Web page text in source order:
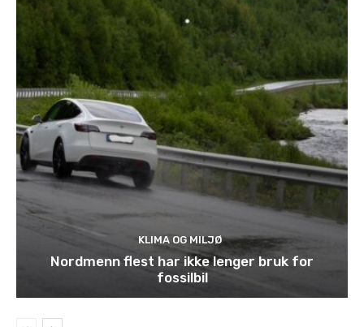
KLIMA OG MILJØ
Nordmenn flest har ikke lenger bruk for
fossilbil